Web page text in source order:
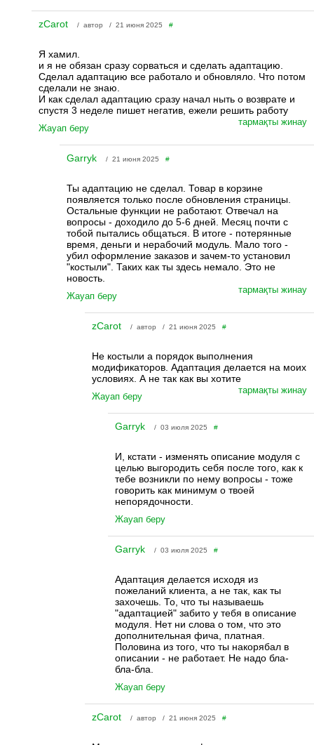
zCarot / автор / 21 июня 2025 #
Я хамил.
и я не обязан сразу сорваться и сделать адаптацию.
Сделал адаптацию все работало и обновляло. Что потом
сделали не знаю.
И как сделал адаптацию сразу начал ныть о возврате и
спустя 3 неделе пишет негатив, ежели решить работу
Жауап беру
тармақты жинау
Garryk / 21 июня 2025#
Ты адаптацию не сделал. Товар в корзине
появляется только после обновления страницы.
Остальные функции не работают. Отвечал на
вопросы - доходило до 5-6 дней. Месяц почти с
тобой пытались общаться. В итоге - потерянные
время, деньги и нерабочий модуль. Мало того -
убил оформление заказов и зачем-то установил
"костыли". Таких как ты здесь немало. Это не
новость.
Жауап беру
тармақты жинау
zCarot / автор / 21 июня 2025#
Не костыли а порядок выполнения
модификаторов. Адаптация делается на моих
условиях. А не так как вы хотите
Жауап беру
тармақты жинау
Garryk / 03 июля 2025#
И, кстати - изменять описание модуля с
целью выгородить себя после того, как к
тебе возникли по нему вопросы - тоже
говорить как минимум о твоей
непорядочности.
Жауап беру
Garryk / 03 июля 2025#
Адаптация делается исходя из
пожеланий клиента, а не так, как ты
захочешь. То, что ты называешь
"адаптацией" забито у тебя в описание
модуля. Нет ни слова о том, что это
дополнительная фича, платная.
Половина из того, что ты накорябал в
описании - не работает. Не надо бла-
бла-бла.
Жауап беру
zCarot / автор / 21 июня 2025#